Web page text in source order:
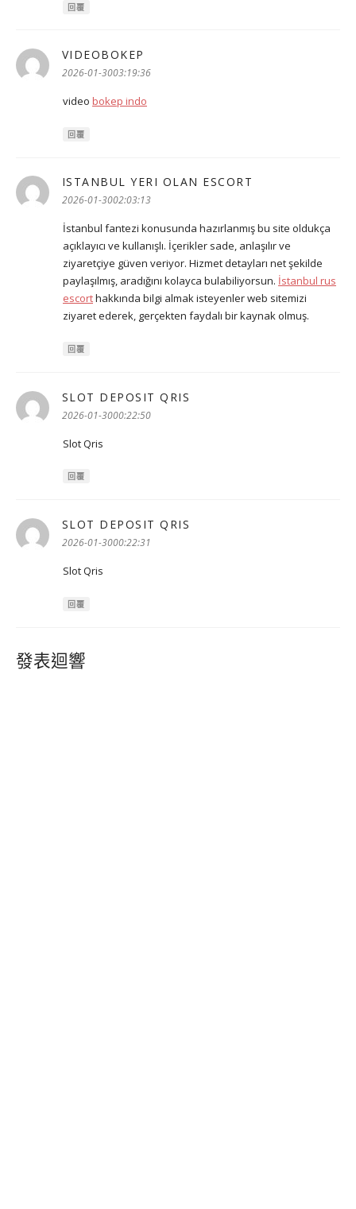
回覆
VIDEOBOKEP
示:
2026-01-3003:19:36
video bokep indo
回覆
ISTANBUL YERI OLAN ESCORT
2026-01-3002:03:13
İstanbul fantezi konusunda hazırlanmış bu site oldukça
açıklayıcı ve kullanışlı. İçerikler sade, anlaşılır ve
ziyaretçiye güven veriyor. Hizmet detayları net şekilde
paylaşılmış, aradığını kolayca bulabiliyorsun. İstanbul rus
escorthakkında bilgi almak isteyenler web sitemizi
ziyaret ederek, gerçekten faydalı bir kaynak olmuş.
回覆
SLOT DEPOSIT QRIS
2026-01-3000:22:50
Slot Qris
回覆
SLOT DEPOSIT QRIS
2026-01-3000:22:31
Slot Qris
回覆
發表迴響